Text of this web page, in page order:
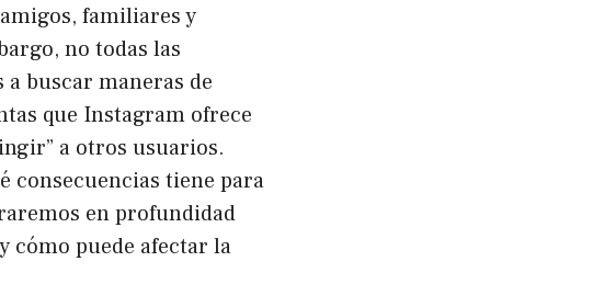
familiares y
no todas las
buscar maneras de
que Instagram ofrece
a otros usuarios.
consecuencias tiene para
en profundidad
cómo puede afectar la